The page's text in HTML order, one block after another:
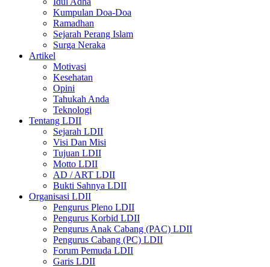
Kumpulan Doa-Doa
Ramadhan
Sejarah Perang Islam
Surga Neraka
Artikel
Motivasi
Kesehatan
Opini
Tahukah Anda
Teknologi
Tentang LDII
Sejarah LDII
Visi Dan Misi
Tujuan LDII
Motto LDII
AD / ART LDII
Bukti Sahnya LDII
Organisasi LDII
Pengurus Pleno LDII
Pengurus Korbid LDII
Pengurus Anak Cabang (PAC) LDII
Pengurus Cabang (PC) LDII
Forum Pemuda LDII
Garis LDII